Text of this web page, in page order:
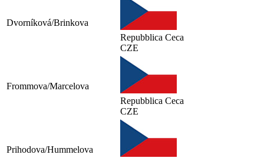
Dvorníková/Brinkova
Repubblica Ceca
CZE
Frommova/Marcelova
Repubblica Ceca
CZE
Prihodova/Hummelova